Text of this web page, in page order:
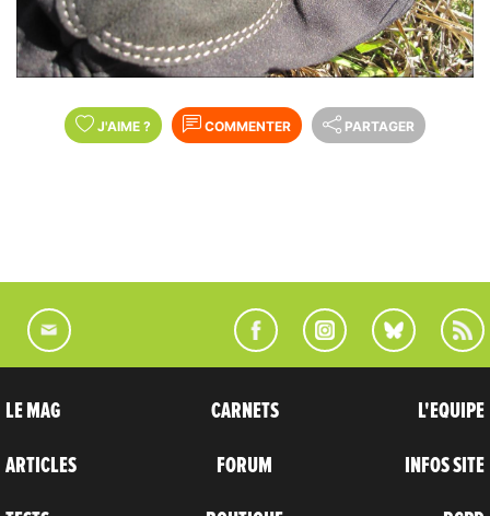
J'AIME ? COMMENTER PARTAGER
LE MAG
ARTICLES
CARNETS
FORUM
L'EQUIPE
INFOS SITE